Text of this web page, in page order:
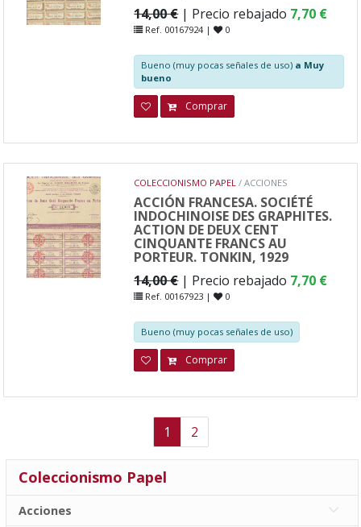
14,00 € | Precio rebajado 7,70 €
Ref. 00167924 | 0
Bueno (muy pocas señales de uso) a Muy
bueno
Comprar
COLECCIONISMO PAPEL / ACCIONES
ACCIÓN FRANCESA. SOCIÉTÉ
INDOCHINOISE DES GRAPHITES.
ACTION DE DEUX CENT
CINQUANTE FRANCS AU
PORTEUR. TONKIN, 1929
14,00 € | Precio rebajado 7,70 €
Ref. 00167923 | 0
Bueno (muy pocas señales de uso)
Comprar
1 2
Coleccionismo Papel
Acciones